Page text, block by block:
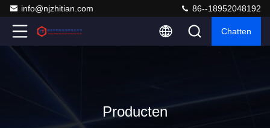
info@njzhitian.com 86--18952048192
Chatten
Producten